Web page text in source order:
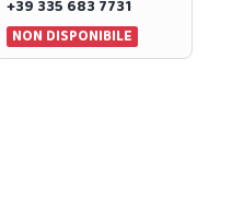
+39 335 683 7731
NON DISPONIBILE